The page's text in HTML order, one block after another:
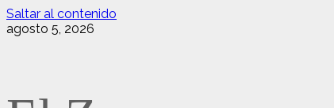
Saltar al contenido
agosto 5, 2026